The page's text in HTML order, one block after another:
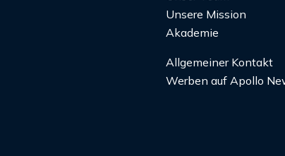
Unsere Mission
Akademie
Allgemeiner Kontakt
Werben auf Apollo